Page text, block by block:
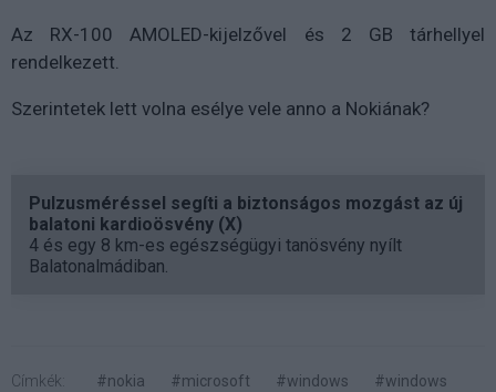
Az RX-100 AMOLED-kijelzővel és 2 GB tárhellyel
rendelkezett.
Szerintetek lett volna esélye vele anno a Nokiának?
Pulzusméréssel segíti a biztonságos mozgást az új
balatoni kardioösvény (X)
4 és egy 8 km-es egészségügyi tanösvény nyílt
Balatonalmádiban.
Címkék: #nokia #microsoft #windows
#windows